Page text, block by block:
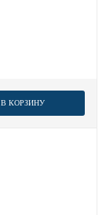
В КОРЗИНУ